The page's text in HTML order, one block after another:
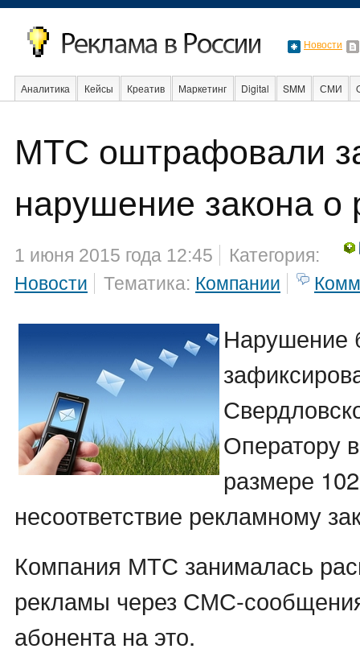
Новости
Аналитика Кейсы Креатив Маркетинг Digital SMM СМИ
Образование Социальная реклама
МТС оштрафовали
нарушение закона о
1 июня 2015 года 12:45
Категория:
Новости
Тематика: Компании
Нарушение
Оператору
размере
несоответствие рекламному
Компания МТС занималась
рекламы через СМС-
абонента на это.